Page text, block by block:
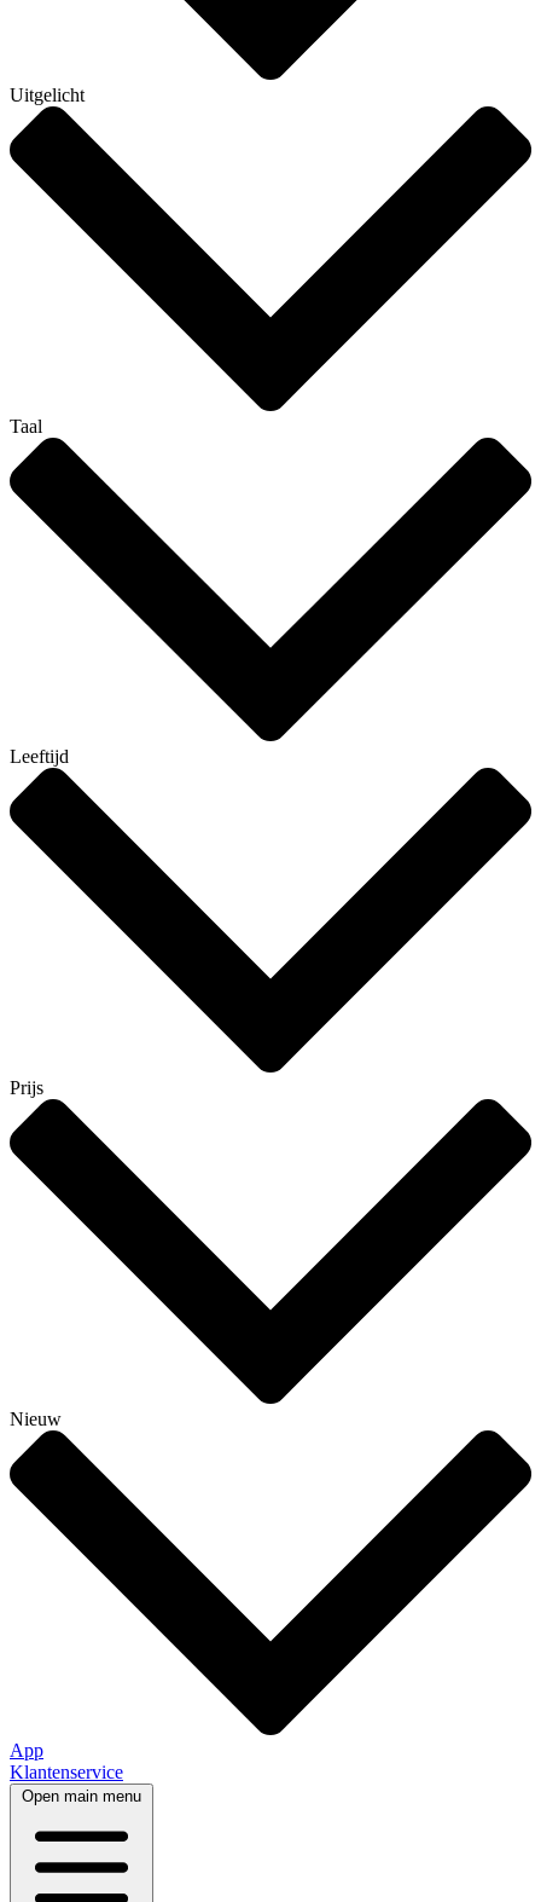
Uitgelicht
Taal
Leeftijd
Prijs
Nieuw
App
Klantenservice
Open main menu